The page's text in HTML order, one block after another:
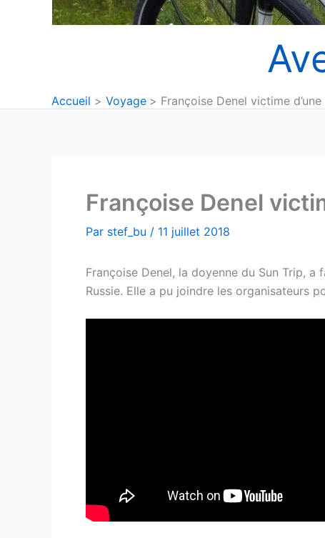
Accueil Voyage Françoise Denel victime
Françoise Denel
Par stef_bu / 11 juillet 2018
Françoise Denel, la doyenne du Sun Trip, a
Russie. Elle a pu joindre les organisateurs